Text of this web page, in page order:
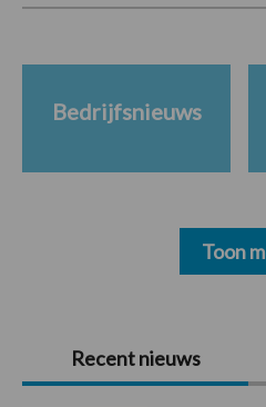
Primaire
Sidebar
Recent nieuws
Bedrijfsnieuws
Toon